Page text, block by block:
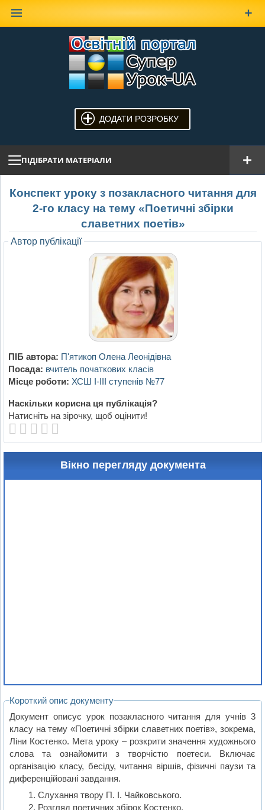
ДОДАТИ РОЗРОБКУ
ПІДІБРАТИ МАТЕРІАЛИ
Конспект уроку з позакласного читання для
2-го класу на тему «Поетичні збірки
славетних поетів»
Автор публікації
ПІБ автора: П'ятикоп Олена Леонідівна
Посада: вчитель початкових класів
Місце роботи: ХСШ І-ІІІ ступенів №77
Наскільки корисна ця публікація?
Натисніть на зірочку, щоб оцінити!
Вікно перегляду документа
Короткий опис документу
Документ описує урок позакласного читання для учнів 3
класу на тему «Поетичні збірки славетних поетів», зокрема,
Ліни Костенко. Мета уроку – розкрити значення художнього
слова та ознайомити з творчістю поетеси. Включає
організацію класу, бесіду, читання віршів, фізичні паузи та
диференційовані завдання.
Слухання твору П. І. Чайковського.
Розгляд поетичних збірок Костенко.